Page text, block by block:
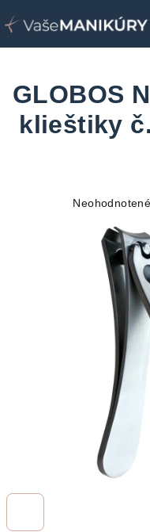
na
GLOBOS
klieštiky
Priemerné
produktu
hviezdičiek.
Neohodnotené